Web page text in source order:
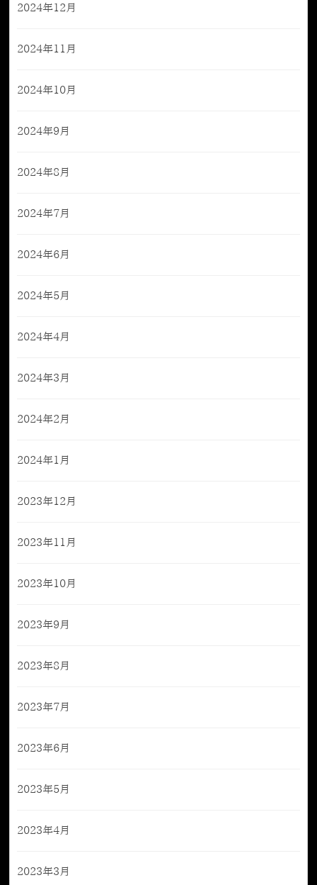
2024年12月
2024年11月
2024年10月
2024年9月
2024年8月
2024年7月
2024年6月
2024年5月
2024年4月
2024年3月
2024年2月
2024年1月
2023年12月
2023年11月
2023年10月
2023年9月
2023年8月
2023年7月
2023年6月
2023年5月
2023年4月
2023年3月